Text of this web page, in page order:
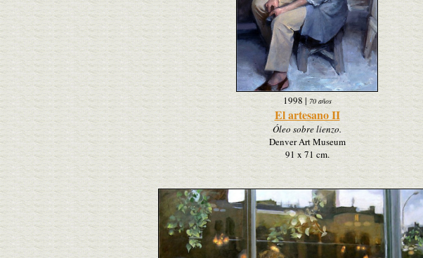
1998 |70 años
El artesano II
Óleo sobre lienzo.
Denver Art Museum
91 x 71 cm.